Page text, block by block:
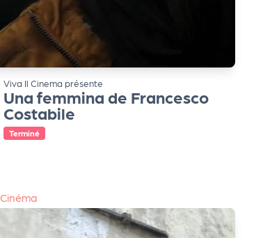
Viva Il Cinema présente
Una femmina de Francesco
Costabile
Terminé
Cinéma